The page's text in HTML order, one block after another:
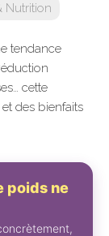
Nutrition
tendance
cette
des bienfaits
poids ne